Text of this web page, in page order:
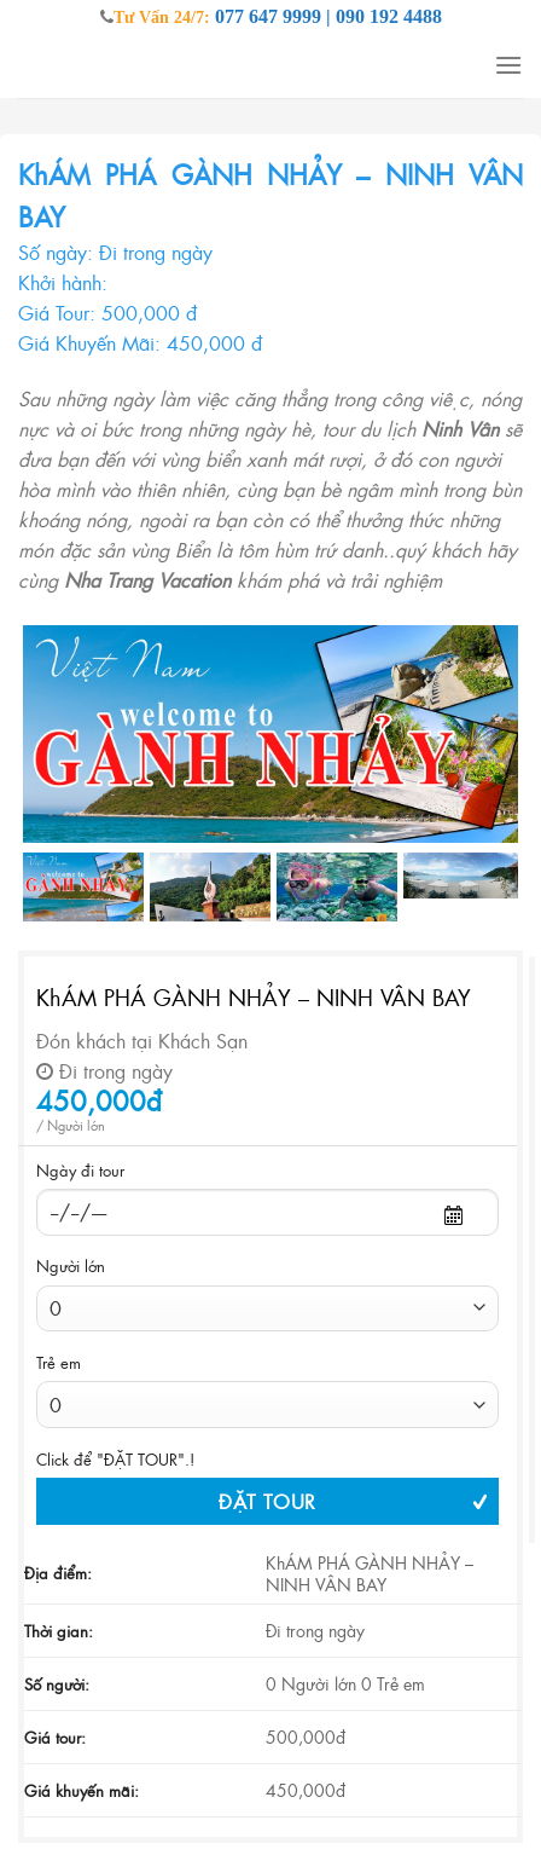
Tư Vấn 24/7: 077 647 9999 | 090 192 4488
KhÁM PHÁ GÀNH NHẢY – NINH VÂN
BAY
Số ngày: Đi trong ngày
Khởi hành:
Giá Tour: 500,000 đ
Giá Khuyến Mãi: 450,000 đ
Sau những ngày làm việc căng thẳng trong công việc, nóng
nực và oi bức trong những ngày hè, tour du lịch Ninh Vânsẽ
đưa bạn đến với vùng biển xanh mát rượi, ở đó con người
hòa mình vào thiên nhiên, cùng bạn bè ngâm mình trong bùn
khoáng nóng, ngoài ra bạn còn có thể thưởng thức những
món đặc sản vùng Biển là tôm hùm trứ danh..quý khách hãy
cùng Nha Trang Vacationkhám phá và trải nghiệm
KhÁM PHÁ GÀNH NHẢY – NINH VÂN BAY
Đón khách tại Khách Sạn
Đi trong ngày
450,000đ
/ Người lớn
Ngày đi tour
Người lớn
Trẻ em
Click để "ĐẶT TOUR".!
ĐẶT TOUR
Địa điểm:
KhÁM PHÁ GÀNH NHẢY –
NINH VÂN BAY
Thời gian: Đi trong ngày
Số người: 0 Người lớn 0 Trẻ em
Giá tour: 500,000đ
Giá khuyến mãi: 450,000đ